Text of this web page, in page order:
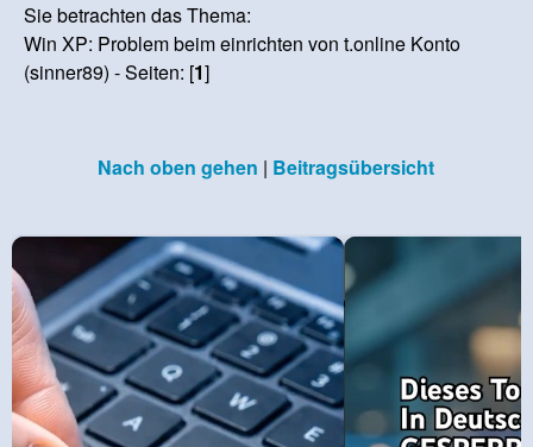
Sie betrachten das Thema:
Win XP: Problem beim einrichten von t.online Konto
(sinner89) - Seiten: [1]
Nach oben gehen | Beitragsübersicht